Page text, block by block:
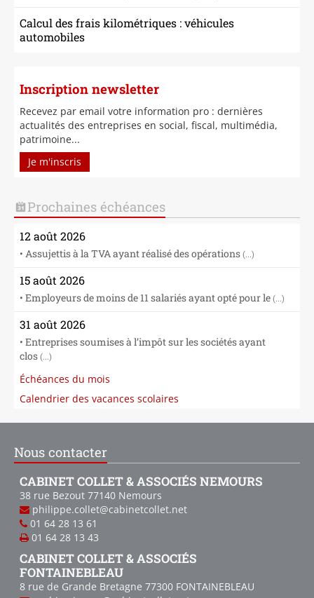
Calcul des frais kilométriques : véhicules
automobiles
Inscription newsletter
Recevez par email votre information pro : dernières
actualités des entreprises en social, fiscal, multimédia,
patrimoine...
Je m'inscris
Prochaines échéances
12 août 2026
• Assujettis à la TVA ayant réalisé des opérations (...)
15 août 2026
• Employeurs de moins de 11 salariés ayant opté pour le (...)
31 août 2026
• Entreprises soumises à l’impôt sur les sociétés ayant
clos (...)
Échéances du mois
Calendrier des vacances scolaires
Nous contacter
CABINET COLLET & ASSOCIÉS NEMOURS
38 rue Bezout 77140 Nemours
philippe.collet@cabinetcollet.net
01 64 28 13 61
01 64 28 13 43
CABINET COLLET & ASSOCIÉS
FONTAINEBLEAU
8 rue de Grande Bretagne 77300 FONTAINEBLEAU